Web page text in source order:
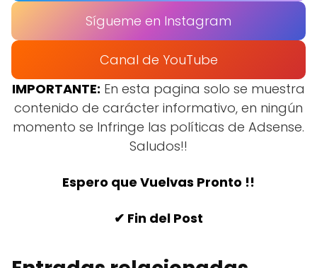
Sígueme en Instagram
Canal de YouTube
IMPORTANTE: En esta pagina solo se muestra
contenido de carácter informativo, en ningún
momento se Infringe las políticas de Adsense.
Saludos!!
Espero que Vuelvas Pronto !!
✔ Fin del Post